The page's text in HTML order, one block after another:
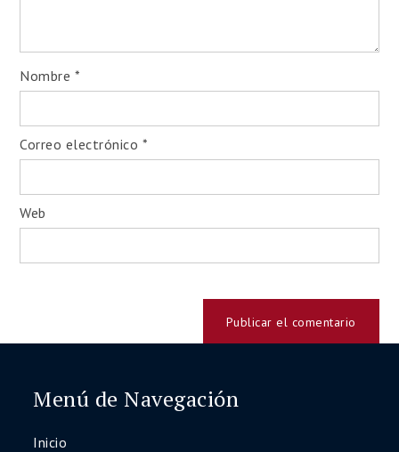
Nombre *
Correo electrónico *
Web
Menú de Navegación
Inicio